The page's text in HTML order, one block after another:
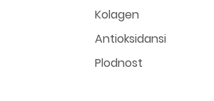
Kolagen
Antioksidansi
Plodnost